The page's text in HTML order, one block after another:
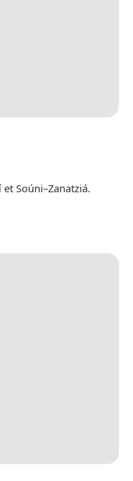
Soúni–Zanatziá.